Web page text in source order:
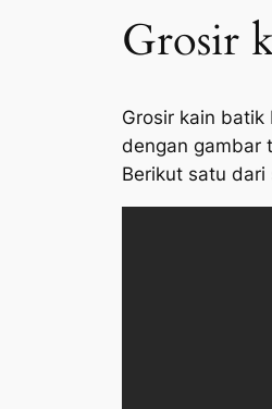
Grosir
Grosir kain
dengan gambar
Berikut satu dari